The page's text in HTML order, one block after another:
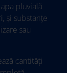
pluvială
și substanțe
sau
cantități